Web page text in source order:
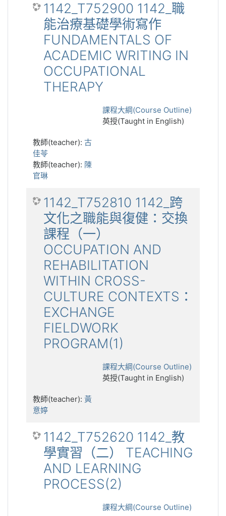
1142_T752900 1142_職
能治療基礎學術寫作
FUNDAMENTALS OF
ACADEMIC WRITING IN
OCCUPATIONAL
THERAPY
課程大綱(Course Outline)
英授(Taught in English)
教師(teacher): 古
佳苓
教師(teacher): 陳
官琳
1142_T752810 1142_跨
文化之職能與復健：交換
課程（一）
OCCUPATION AND
REHABILITATION
WITHIN CROSS-
CULTURE CONTEXTS：
EXCHANGE
FIELDWORK
PROGRAM(1)
課程大綱(Course Outline)
英授(Taught in English)
教師(teacher): 黃
意婷
1142_T752620 1142_教
學實習（二） TEACHING
AND LEARNING
PROCESS(2)
課程大綱(Course Outline)